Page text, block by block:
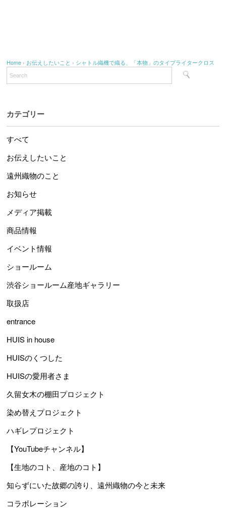
Home › お伝えしたいこと › シャトル織機で織る、「本物」のタイプライタークロス
カテゴリー
すべて
お伝えしたいこと
遠州織物のこと
お知らせ
メディア掲載
商品情報
イベント情報
ショールーム
渋谷ショールーム産地ギャラリー
取扱店
entrance
HUIS in house
HUISのくつした
HUISの愛用者さま
久留女木の棚田プロジェクト
染め替えプロジェクト
ハギレプロジェクト
【YouTubeチャンネル】
【生地のコト、産地のコト】
知らずにいた故郷の誇り、遠州織物の今と未来
コラボレーション